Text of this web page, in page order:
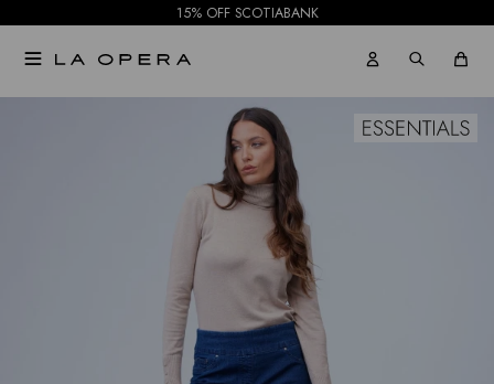
15% OFF SCOTIABANK

NOTIFICARME